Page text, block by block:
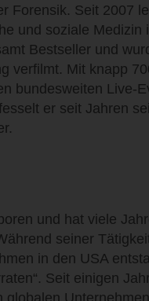
Forensik. Seit 2007
und soziale
Bestseller und
verfilmt. Mit knapp
bundesweiten Live-
er seit Jahren
und hat viele
seiner
in den USA
Seit einigen